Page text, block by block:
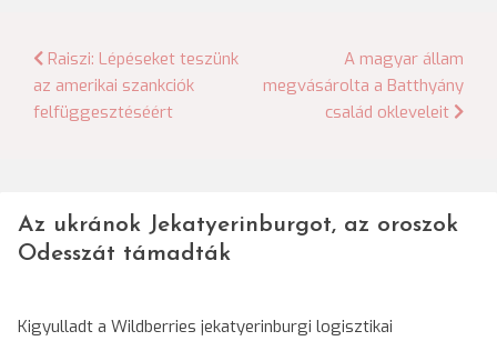
Bejegyzés
navigáció
Raiszi: Lépéseket teszünk
az amerikai szankciók
felfüggesztéséért
A magyar állam
megvásárolta a Batthyány
család okleveleit
Az ukránok Jekatyerinburgot, az oroszok
Odesszát támadták
Kigyulladt a Wildberries jekatyerinburgi logisztikai